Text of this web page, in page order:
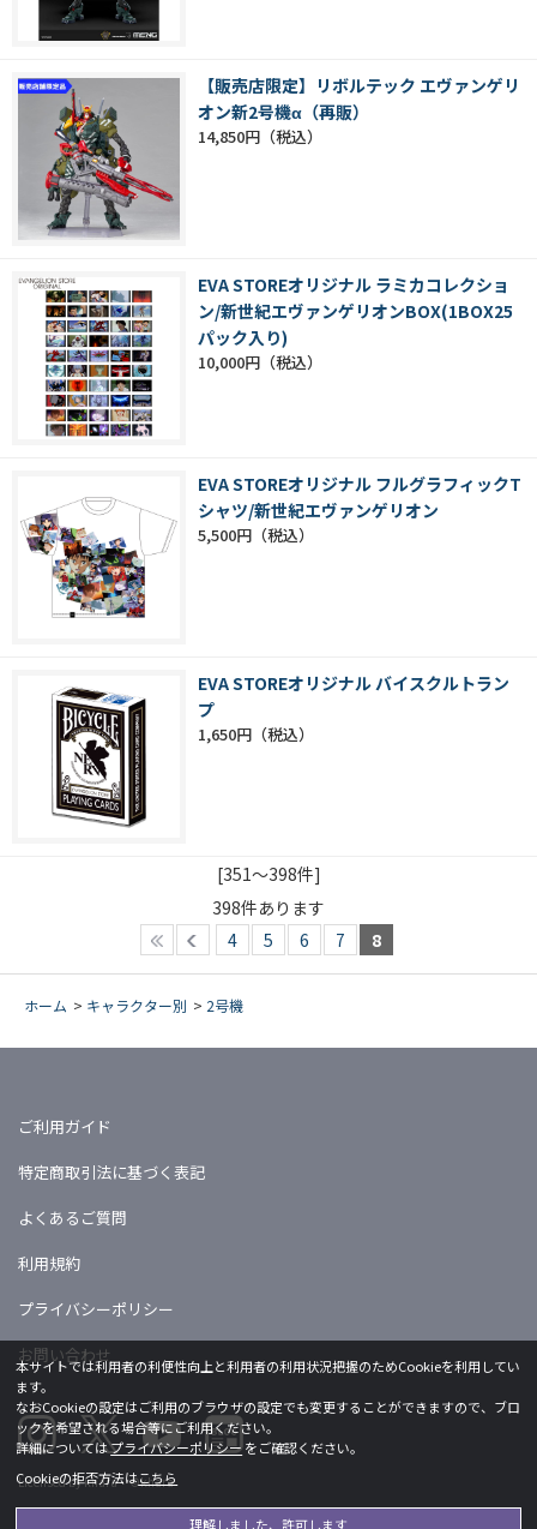
【販売店限定】リボルテック エヴァンゲリ
オン新2号機α（再販）
14,850円
EVA STOREオリジナル ラミカコレクショ
ン/新世紀エヴァンゲリオンBOX(1BOX25
パック入り)
10,000円
EVA STOREオリジナル フルグラフィックT
シャツ/新世紀エヴァンゲリオン
5,500円
EVA STOREオリジナル バイスクルトラン
プ
1,650円
[351～398件]
398件あります
4
5 6 7 8
ホーム > キャラクター別 > 2号機
ご利用ガイド
特定商取引法に基づく表記
よくあるご質問
利用規約
プライバシーポリシー
お問い合わせ
Licensed by khara ©khara
本サイトでは利用者の利便性向上と利用者の利用状況把握のためCookieを利用してい
ます。
なおCookieの設定はご利用のブラウザの設定でも変更することができますので、ブロ
ックを希望される場合等にご利用ください。
詳細についてはプライバシーポリシーをご確認ください。
Cookieの拒否方法はこちら
理解しました、許可します